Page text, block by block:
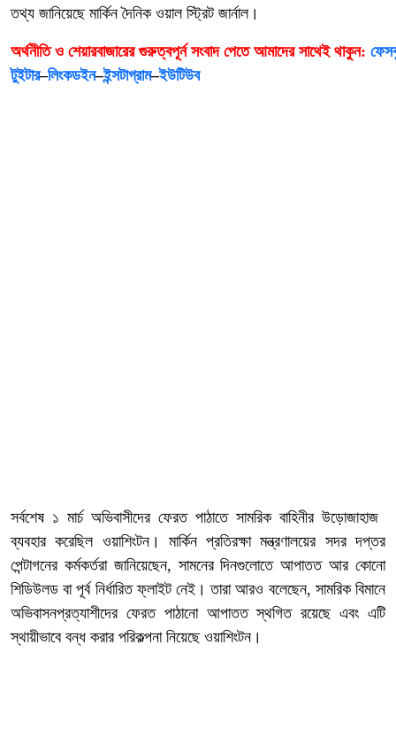
তথ্য জানিয়েছে মার্কিন দৈনিক ওয়াল স্ট্রিট জার্নাল।
অর্থনীতি ও শেয়ারবাজারের গুরুত্বপূর্ন সংবাদ পেতে আমাদের সাথেই থাকুন:
টুইটার–লিংকডইন–ইন্সটাগ্রাম–ইউটিউব
সর্বশেষ ১ মার্চ অভিবাসীদের ফেরত পাঠাতে সামরিক বাহিনীর উড়োজাহাজ
ব্যবহার করেছিল ওয়াশিংটন। মার্কিন প্রতিরক্ষা মন্ত্রণালয়ের সদর দপ্তর
পেন্টাগনের কর্মকর্তরা জানিয়েছেন, সামনের দিনগুলোতে আপাতত আর কোনো
শিডিউলড বা পূর্ব নির্ধারিত ফ্লাইট নেই। তারা আরও বলেছেন, সামরিক বিমানে
অভিবাসনপ্রত্যাশীদের ফেরত পাঠানো আপাতত স্থগিত রয়েছে এবং এটি
স্থায়ীভাবে বন্ধ করার পরিকল্পনা নিয়েছে ওয়াশিংটন।